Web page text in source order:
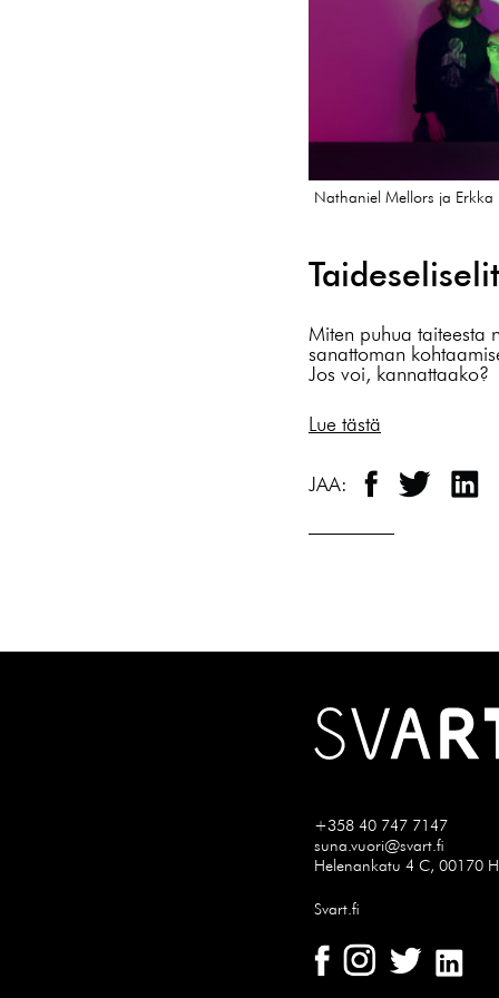
Nathaniel Mellors ja
Miten puhua taiteesta
sanattoman
Jos voi, kannattaako?
Lue tästä
JAA:
+358 40 747 7147
suna.vuori@svart.fi
Helenankatu 4 C, 00170
Svart.fi